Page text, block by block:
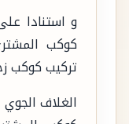
و استنادا
كوكب
تركيب كوكب
الغلاف